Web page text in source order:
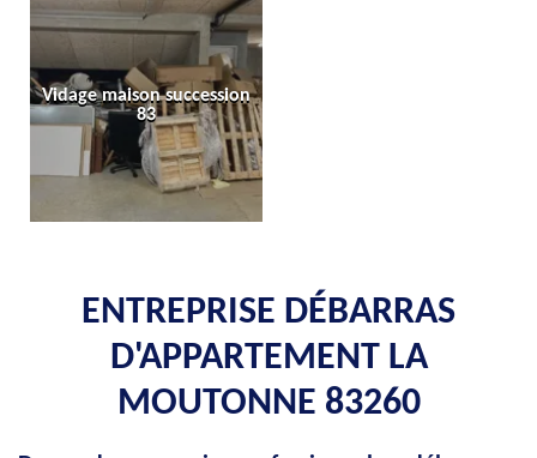
Vidage maison succession
83
ENTREPRISE DÉBARRAS
D'APPARTEMENT LA
MOUTONNE 83260